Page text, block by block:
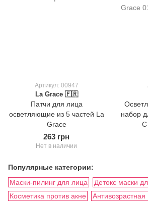
Артикул: 00947
La Grace 🇫🇷
Патчи для лица
осветляющие из 5 частей La
Grace
263 грн
Нет в наличии
набор
С
Популярные категории:
Маски-пилинг для лица
Детокс маски
Косметика против акне
Антивозрастная